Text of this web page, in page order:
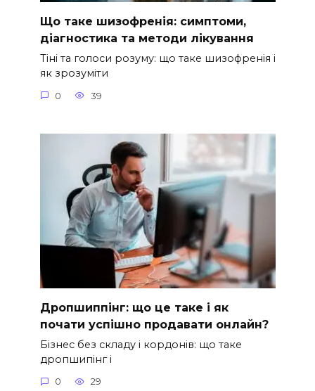
Що таке шизофренія: симптоми,
діагностика та методи лікування
Тіні та голоси розуму: що таке шизофренія і
як зрозуміти
0 39
Дропшиппінг: що це таке і як
почати успішно продавати онлайн?
Бізнес без складу і кордонів: що таке
дропшипінг і
0 29